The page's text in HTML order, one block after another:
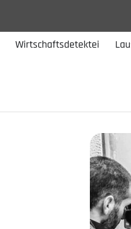
Wirtschaftsdetektei